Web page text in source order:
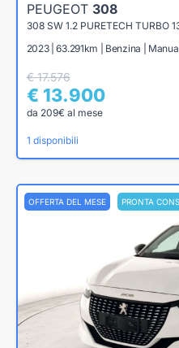
PEUGEOT 308
308 SW 1.2 PURETECH TURBO
2023 | 63.291km | Benzina |
€ 17.576
€ 13.900
da 209€ al mese
1 disponibili
OFFERTA DEL MESE PRONTA